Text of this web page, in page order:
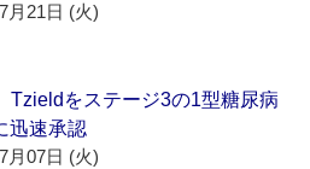
月21日 (火)
Tzieldをステージ3の1型糖尿病
迅速承認
月07日 (火)